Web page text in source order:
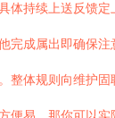
体持续上送反馈
成属出即确保注
整体规则向维护